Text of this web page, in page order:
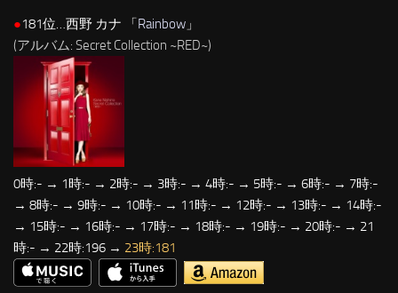
●181位…西野 カナ 「 Rainbow 」
(アルバム: Secret Collection ~RED~)
0時:- → 1時:- → 2時:- → 3時:- → 4時:- → 5時:- → 6時:- → 7時:-
→ 8時:- → 9時:- → 10時:- → 11時:- → 12時:- → 13時:- → 14時:-
→ 15時:- → 16時:- → 17時:- → 18時:- → 19時:- → 20時:- → 21
時:- → 22時:196 → 23時:181